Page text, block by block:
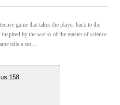
game that takes the player back to the
by the works of the master of science
tells a sto ...
158